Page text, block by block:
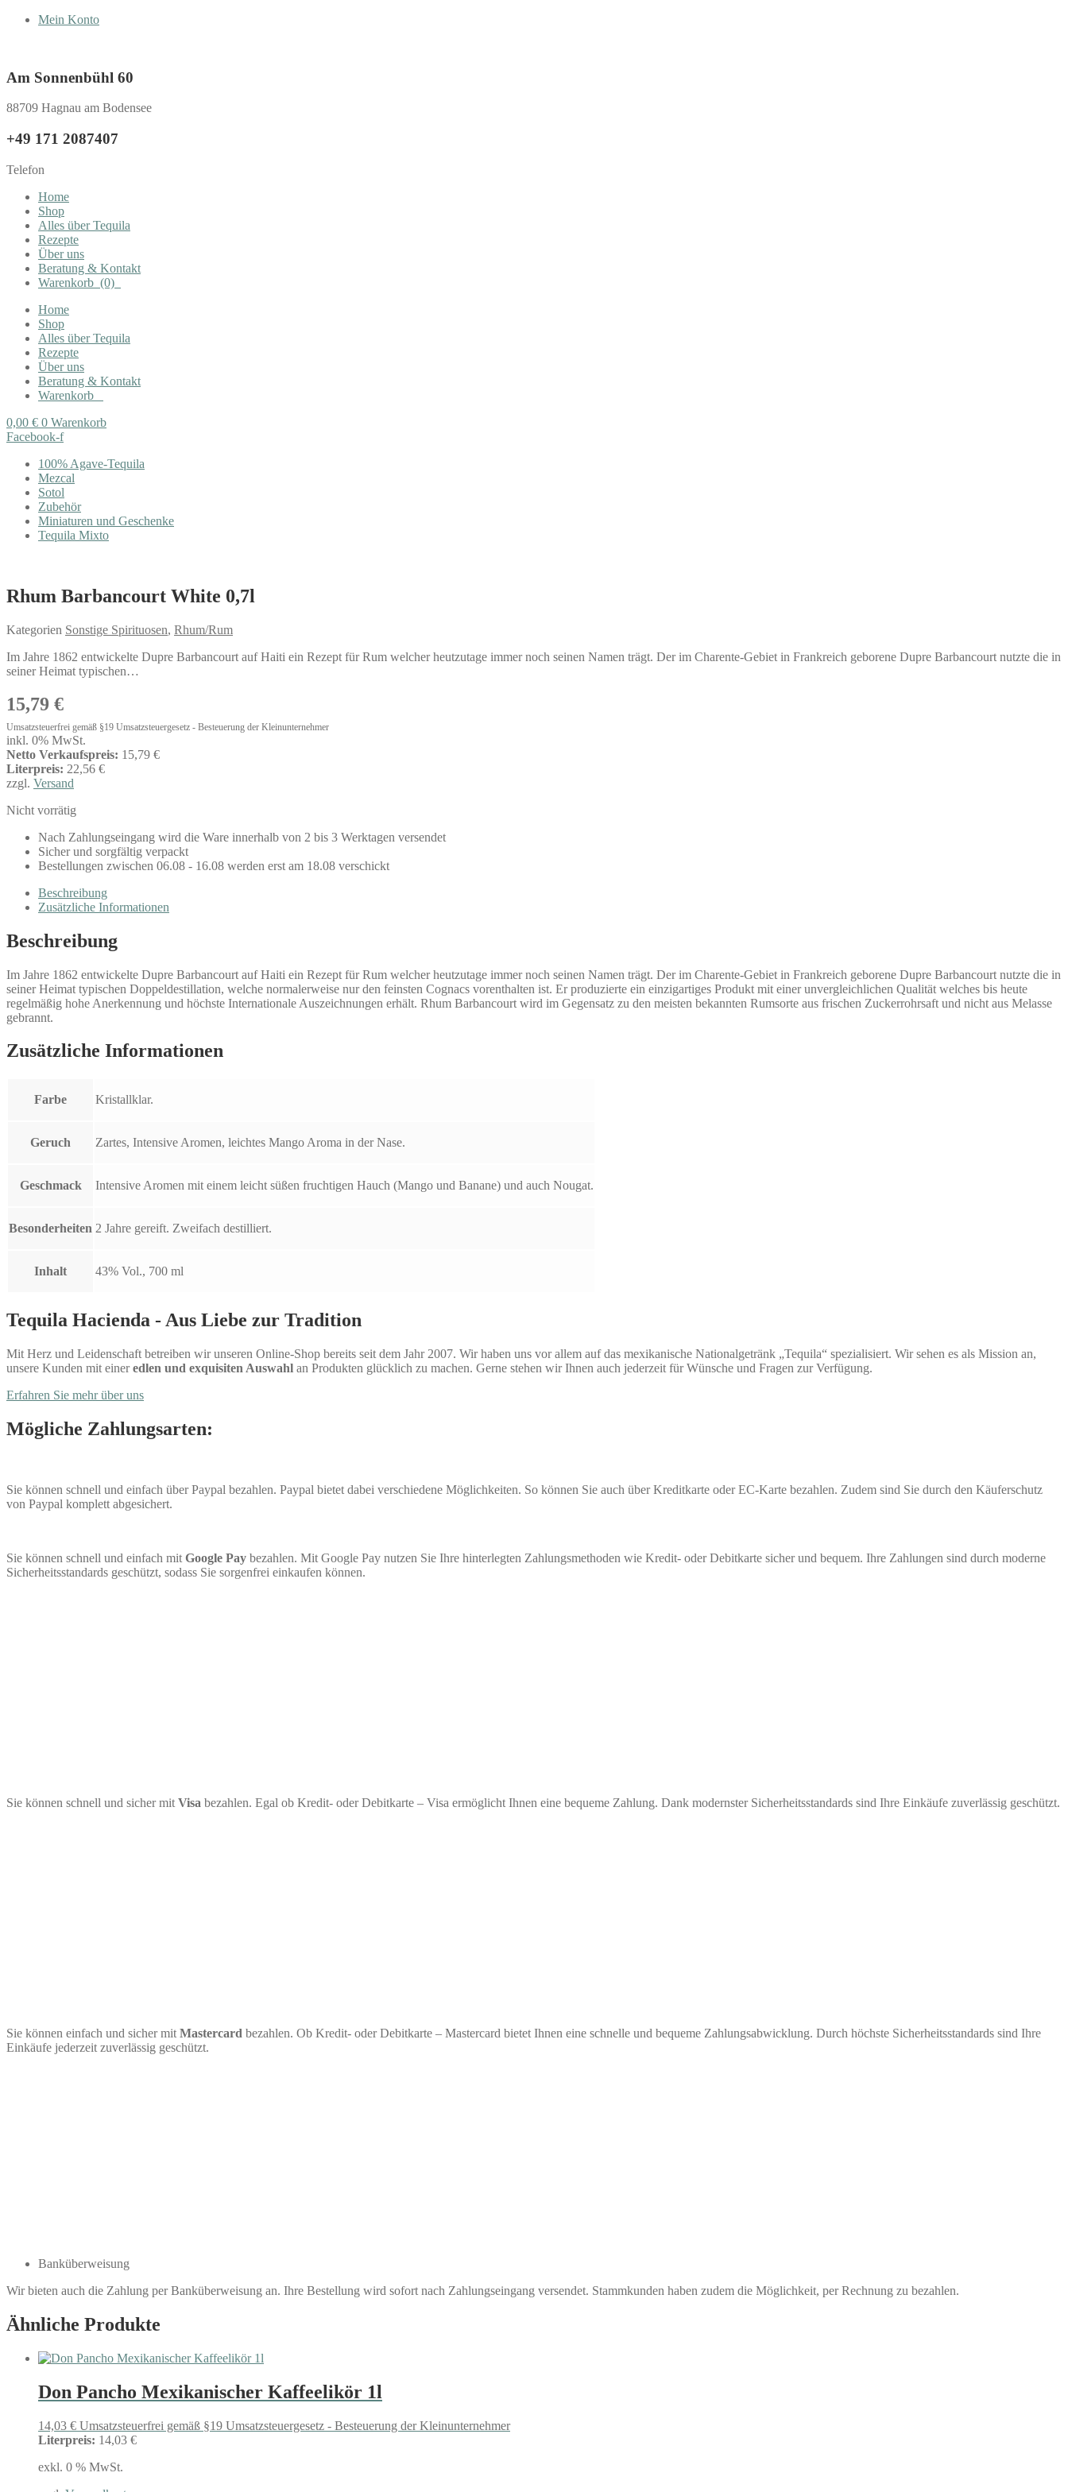
Mein Konto
Am Sonnenbühl 60
88709 Hagnau am Bodensee
+49 171 2087407
Telefon
Home
Shop
Alles über Tequila
Rezepte
Über uns
Beratung & Kontakt
Warenkorb (0)
Home
Shop
Alles über Tequila
Rezepte
Über uns
Beratung & Kontakt
Warenkorb
0,00 € 0 Warenkorb
Facebook-f
100% Agave-Tequila
Mezcal
Sotol
Zubehör
Miniaturen und Geschenke
Tequila Mixto
Rhum Barbancourt White 0,7l
Kategorien Sonstige Spirituosen, Rhum/Rum
Im Jahre 1862 entwickelte Dupre Barbancourt auf Haiti ein Rezept für Rum welcher heutzutage immer noch seinen Namen trägt. Der im Charente-Gebiet in Frankreich geborene Dupre Barbancourt nutzte die in
seiner Heimat typischen…
15,79 €
Umsatzsteuerfrei gemäß §19 Umsatzsteuergesetz - Besteuerung der Kleinunternehmer
inkl. 0% MwSt.
Netto Verkaufspreis: 15,79 €
Literpreis: 22,56 €
zzgl. Versand
Nicht vorrätig
Nach Zahlungseingang wird die Ware innerhalb von 2 bis 3 Werktagen versendet
Sicher und sorgfältig verpackt
Bestellungen zwischen 06.08 - 16.08 werden erst am 18.08 verschickt
Beschreibung
Zusätzliche Informationen
Beschreibung
Im Jahre 1862 entwickelte Dupre Barbancourt auf Haiti ein Rezept für Rum welcher heutzutage immer noch seinen Namen trägt. Der im Charente-Gebiet in Frankreich geborene Dupre Barbancourt nutzte die in
seiner Heimat typischen Doppeldestillation, welche normalerweise nur den feinsten Cognacs vorenthalten ist. Er produzierte ein einzigartiges Produkt mit einer unvergleichlichen Qualität welches bis heute
regelmäßig hohe Anerkennung und höchste Internationale Auszeichnungen erhält. Rhum Barbancourt wird im Gegensatz zu den meisten bekannten Rumsorte aus frischen Zuckerrohrsaft und nicht aus Melasse
gebrannt.
Zusätzliche Informationen
Farbe Kristallklar.
Geruch Zartes, Intensive Aromen, leichtes Mango Aroma in der Nase.
Geschmack Intensive Aromen mit einem leicht süßen fruchtigen Hauch (Mango und Banane) und auch Nougat.
Besonderheiten 2 Jahre gereift. Zweifach destilliert.
Inhalt 43% Vol., 700 ml
Tequila Hacienda - Aus Liebe zur Tradition
Mit Herz und Leidenschaft betreiben wir unseren Online-Shop bereits seit dem Jahr 2007. Wir haben uns vor allem auf das mexikanische Nationalgetränk „Tequila“ spezialisiert. Wir sehen es als Mission an,
unsere Kunden mit eineredlen und exquisiten Auswahl an Produkten glücklich zu machen. Gerne stehen wir Ihnen auch jederzeit für Wünsche und Fragen zur Verfügung.
Erfahren Sie mehr über uns
Mögliche Zahlungsarten:
Sie können schnell und einfach über Paypal bezahlen. Paypal bietet dabei verschiedene Möglichkeiten. So können Sie auch über Kreditkarte oder EC-Karte bezahlen. Zudem sind Sie durch den Käuferschutz
von Paypal komplett abgesichert.
Sie können schnell und einfach mit Google Pay bezahlen. Mit Google Pay nutzen Sie Ihre hinterlegten Zahlungsmethoden wie Kredit- oder Debitkarte sicher und bequem. Ihre Zahlungen sind durch moderne
Sicherheitsstandards geschützt, sodass Sie sorgenfrei einkaufen können.
Sie können schnell und sicher mit Visa bezahlen. Egal ob Kredit- oder Debitkarte – Visa ermöglicht Ihnen eine bequeme Zahlung. Dank modernster Sicherheitsstandards sind Ihre Einkäufe zuverlässig geschützt.
Sie können einfach und sicher mit Mastercard bezahlen. Ob Kredit- oder Debitkarte – Mastercard bietet Ihnen eine schnelle und bequeme Zahlungsabwicklung. Durch höchste Sicherheitsstandards sind Ihre
Einkäufe jederzeit zuverlässig geschützt.
Banküberweisung
Wir bieten auch die Zahlung per Banküberweisung an. Ihre Bestellung wird sofort nach Zahlungseingang versendet. Stammkunden haben zudem die Möglichkeit, per Rechnung zu bezahlen.
Ähnliche Produkte
Don Pancho Mexikanischer Kaffeelikör 1l
14,03 € Umsatzsteuerfrei gemäß §19 Umsatzsteuergesetz - Besteuerung der Kleinunternehmer
Literpreis: 14,03 €
exkl. 0 % MwSt.